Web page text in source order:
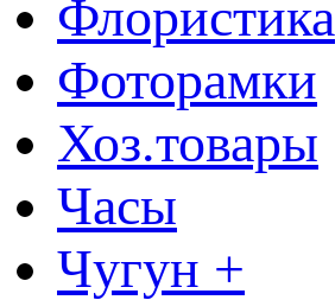
Флористика
Фоторамки
Хоз.товары
Часы
Чугун +